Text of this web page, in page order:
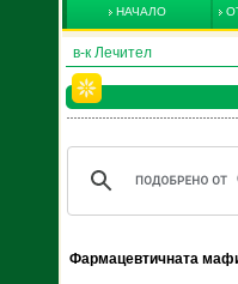
НАЧАЛО
в-к Лечител
Фармацевтичната